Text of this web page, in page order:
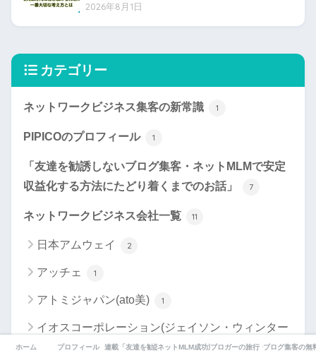
2026年8月1日
カテゴリー
ネットワークビジネス集客の新常識 1
PIPICOのプロフィール 1
「友達を勧誘しないブログ集客・ネットMLMで安定
収益化する方法にたどり着くまでのお話」
7
ネットワークビジネス会社一覧 11
日本アムウェイ 2
アッチェ 1
アトミジャパン(ato美) 1
イオスコーポレーション(ジェイソン・ウィンター
ズ・ティ)
1
ホーム プロフィール 連載「友達を勧誘しないネットMLM成功術」
ネットMLM成功法のご感想ブロガーの旅行・グルメブログ集客の無